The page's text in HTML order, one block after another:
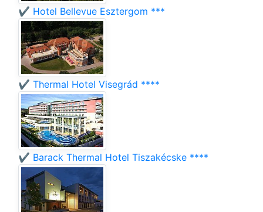
✔️ Hotel Bellevue Esztergom ***
✔️ Thermal Hotel Visegrád ****
✔️ Barack Thermal Hotel Tiszakécske ****